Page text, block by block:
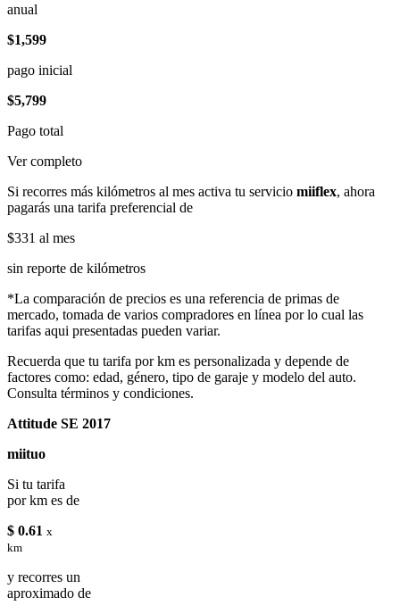
anual
$1,599
pago inicial
$5,799
Pago total
Ver completo
Si recorres más kilómetros al mes activa tu servicio miiflex, ahora
pagarás una tarifa preferencial de
$331 al mes
sin reporte de kilómetros
*La comparación de precios es una referencia de primas de
mercado, tomada de varios compradores en línea por lo cual las
tarifas aqui presentadas pueden variar.
Recuerda que tu tarifa por km es personalizada y depende de
factores como: edad, género, tipo de garaje y modelo del auto.
Consulta términos y condiciones.
Attitude SE 2017
miituo
Si tu tarifa
por km es de
$ 0.61 x
km
y recorres un
aproximado de